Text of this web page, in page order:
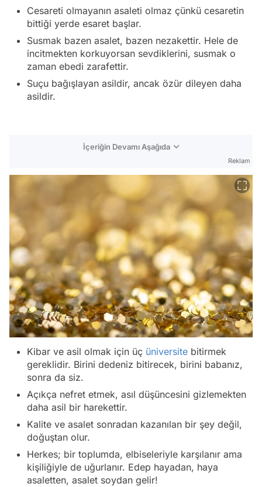
Cesareti olmayanın asaleti olmaz çünkü cesaretin
bittiği yerde esaret başlar.
Susmak bazen asalet, bazen nezakettir. Hele de
incitmekten korkuyorsan sevdiklerini, susmak o
zaman ebedi zarafettir.
Suçu bağışlayan asildir, ancak özür dileyen daha
asildir.
İçeriğin Devamı Aşağıda
Reklam
Kibar ve asil olmak için üç üniversite bitirmek
gereklidir. Birini dedeniz bitirecek, birini babanız,
sonra da siz.
Açıkça nefret etmek, asıl düşüncesini gizlemekten
daha asil bir harekettir.
Kalite ve asalet sonradan kazanılan bir şey değil,
doğuştan olur.
Herkes; bir toplumda, elbiseleriyle karşılanır ama
kişiliğiyle de uğurlanır. Edep hayadan, haya
asaletten, asalet soydan gelir!